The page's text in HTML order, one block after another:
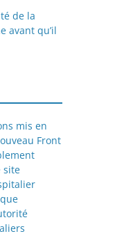
de la
avant qu’il
mis en
Front
site